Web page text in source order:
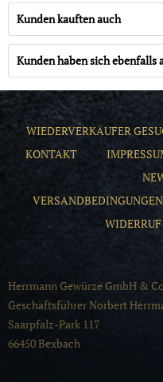
Kunden kauften auch
Kunden haben sich ebenfalls
WIEDERVERKÄUFER
KONTAKT
WIDERRUF
Herrmann Gewürze GmbH &
Geschäftsführer Norbert
Saarpfalz-Park 117
66450 Bexbach